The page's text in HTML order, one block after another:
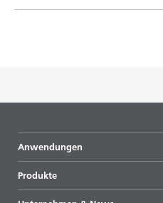
Anwendungen
Produkte